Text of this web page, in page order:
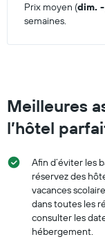
Prix moyen (dim.
semaines.
Meilleures
l’hôtel
Afin d’éviter les
réservez des
vacances
dans toutes les
consulter les
hébergement.